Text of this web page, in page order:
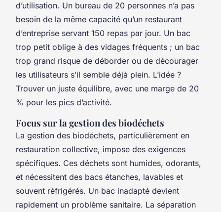
d’utilisation. Un bureau de 20 personnes n’a pas
besoin de la même capacité qu’un restaurant
d’entreprise servant 150 repas par jour. Un bac
trop petit oblige à des vidages fréquents ; un bac
trop grand risque de déborder ou de décourager
les utilisateurs s’il semble déjà plein. L’idée ?
Trouver un juste équilibre, avec une marge de 20
% pour les pics d’activité.
Focus sur la gestion des biodéchets
La gestion des biodéchets, particulièrement en
restauration collective, impose des exigences
spécifiques. Ces déchets sont humides, odorants,
et nécessitent des bacs étanches, lavables et
souvent réfrigérés. Un bac inadapté devient
rapidement un problème sanitaire. La séparation